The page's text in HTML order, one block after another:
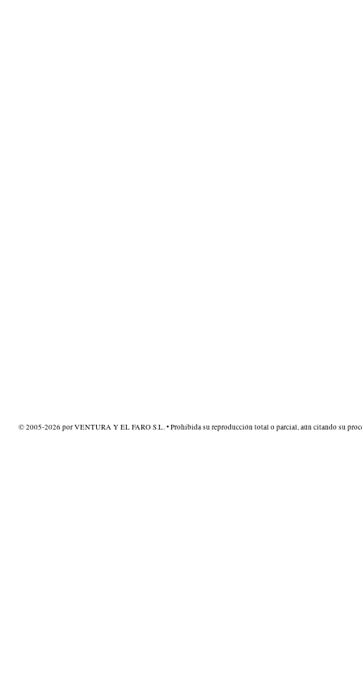
© 2005-2026 por VENTURA Y EL FARO S.L. • Prohibida su reproducción total o parcial, aún citando su